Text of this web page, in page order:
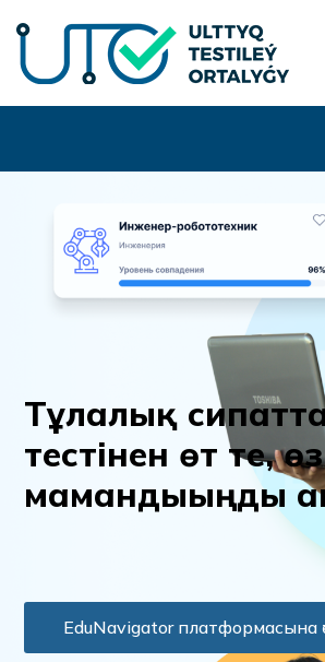
Тұлалық сипатт
тестінен өт те, өз
мамандыыңды а
EduNavigator платформасына